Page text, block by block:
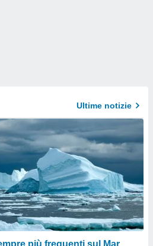
Ultime notizie
più frequenti sul Mar